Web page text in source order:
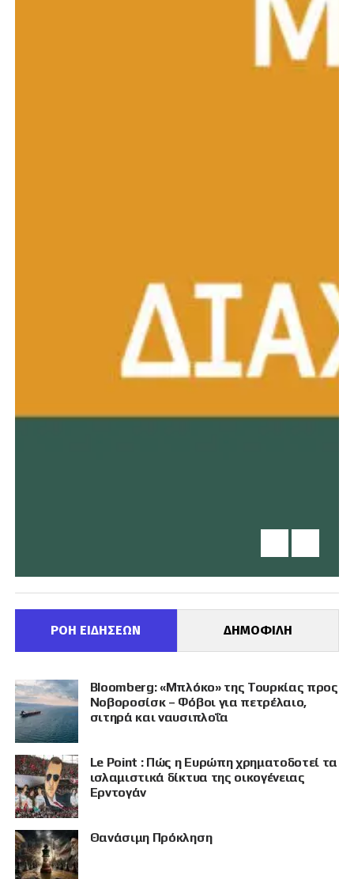
ΡΟΗ ΕΙΔΗΣΕΩΝ ΔΗΜΟΦΙΛΗ
Bloomberg: «Μπλόκο» της Τουρκίας προς
Νοβοροσίσκ – Φόβοι για πετρέλαιο,
σιτηρά και ναυσιπλοΐα
Le Point : Πώς η Ευρώπη χρηματοδοτεί τα
ισλαμιστικά δίκτυα της οικογένειας
Ερντογάν
Θανάσιμη Πρόκληση